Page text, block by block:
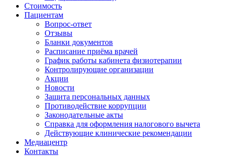
Стоимость
Пациентам
Вопрос-ответ
Отзывы
Бланки документов
Расписание приёма врачей
График работы кабинета физиотерапии
Контролирующие организации
Акции
Новости
Защита персональных данных
Противодействие коррупции
Законодательные акты
Справка для оформления налогового вычета
Действующие клинические рекомендации
Медиацентр
Контакты